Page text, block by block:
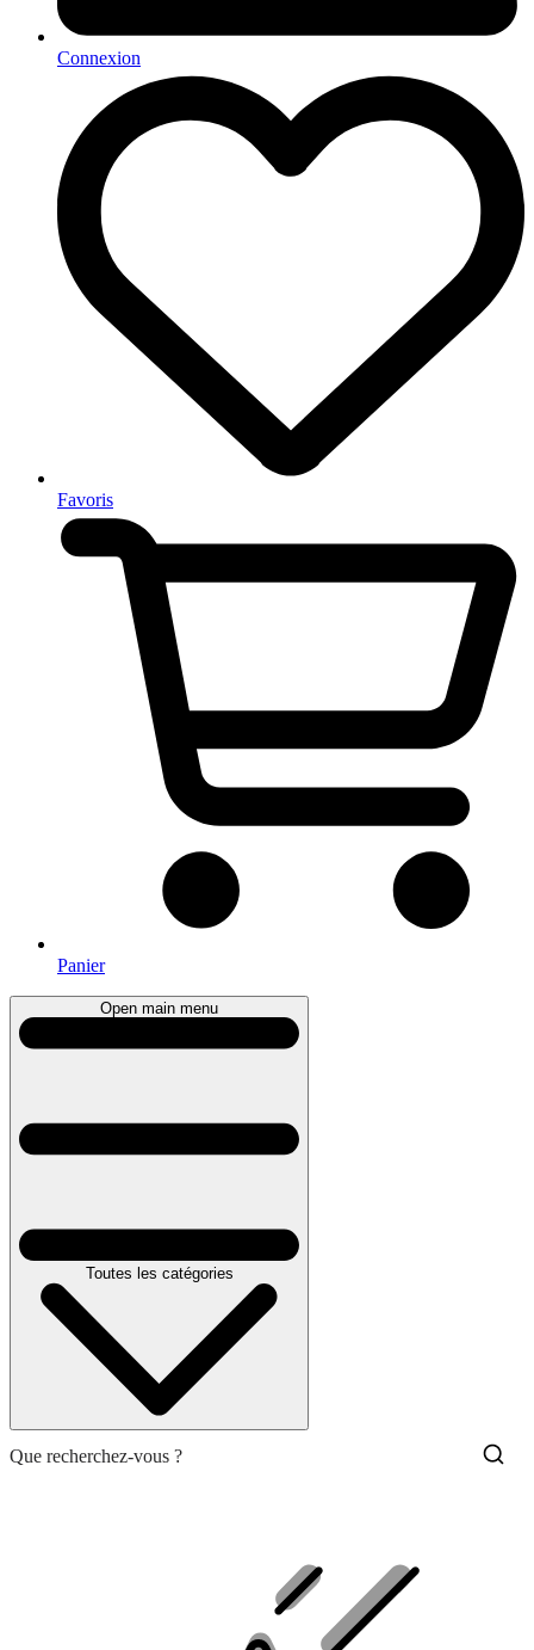
Connexion
Favoris
Panier
Open main menu
Toutes les catégories